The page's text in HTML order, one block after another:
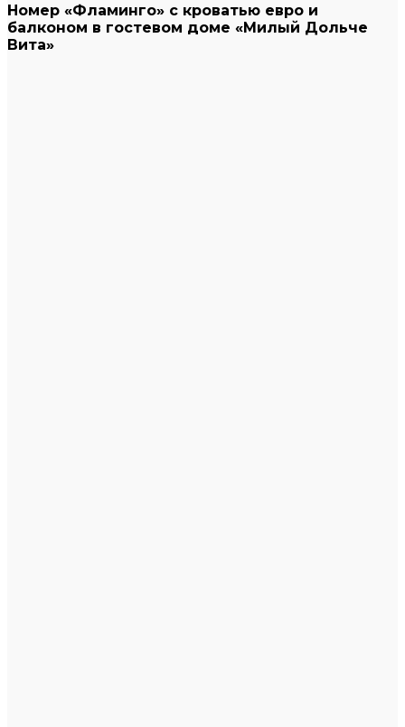
Номер «Фламинго» с кроватью евро и
балконом в гостевом доме «Милый Дольче
Вита»